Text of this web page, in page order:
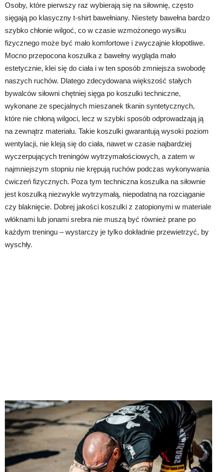
Osoby, które pierwszy raz wybierają się na siłownię, często
sięgają po klasyczny t-shirt bawełniany. Niestety bawełna bardzo
szybko chłonie wilgoć, co w czasie wzmożonego wysiłku
fizycznego może być mało komfortowe i zwyczajnie kłopotliwe.
Mocno przepocona koszulka z bawełny wygląda mało
estetycznie, klei się do ciała i w ten sposób zmniejsza swobodę
naszych ruchów. Dlatego zdecydowana większość stałych
bywalców siłowni chętniej sięga po koszulki techniczne,
wykonane ze specjalnych mieszanek tkanin syntetycznych,
które nie chłoną wilgoci, lecz w szybki sposób odprowadzają ją
na zewnątrz materiału. Takie koszulki gwarantują wysoki poziom
wentylacji, nie kleją się do ciała, nawet w czasie najbardziej
wyczerpujących treningów wytrzymałościowych, a zatem w
najmniejszym stopniu nie krępują ruchów podczas wykonywania
ćwiczeń fizycznych. Poza tym techniczna koszulka na siłownie
jest koszulką niezwykle wytrzymałą, niepodatną na rozciąganie
czy blaknięcie. Dobrej jakości koszulki z zatopionymi w materiale
włóknami lub jonami srebra nie muszą być również prane po
każdym treningu – wystarczy je tylko dokładnie przewietrzyć, by
wyschły.